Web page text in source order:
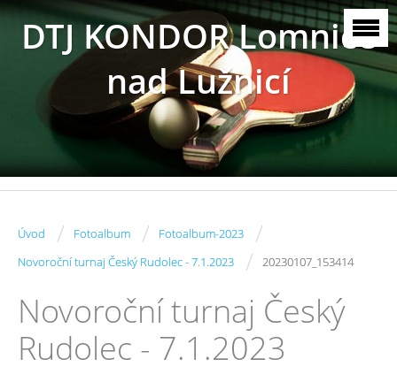
DTJ KONDOR Lomnice
nad Lužnicí
Úvod / Fotoalbum / Fotoalbum-2023 /
Novoroční turnaj Český Rudolec - 7.1.2023 / 20230107_153414
Novoroční turnaj Český
Rudolec - 7.1.2023